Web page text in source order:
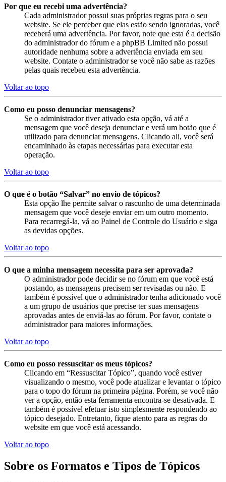
Por que eu recebi uma advertência?
Cada administrador possui suas próprias regras para o seu
website. Se ele perceber que elas estão sendo ignoradas, você
receberá uma advertência. Por favor, note que esta é a decisão
do administrador do fórum e a phpBB Limited não possui
autoridade nenhuma sobre a advertência enviada em seu
website. Contate o administrador se você não sabe as razões
pelas quais recebeu esta advertência.
Voltar ao topo
Como eu posso denunciar mensagens?
Se o administrador tiver ativado esta opção, vá até a
mensagem que você deseja denunciar e verá um botão que é
utilizado para denunciar mensagens. Clicando ali, você será
encaminhado às etapas necessárias para executar esta
operação.
Voltar ao topo
O que é o botão “Salvar” no envio de tópicos?
Esta opção lhe permite salvar o rascunho de uma determinada
mensagem que você deseje enviar em um outro momento.
Para recarregá-la, vá ao Painel de Controle do Usuário e siga
as devidas opções.
Voltar ao topo
O que a minha mensagem necessita para ser aprovada?
O administrador pode decidir se no fórum em que você está
postando, as mensagens precisem ser revisadas ou não. E
também é possível que o administrador tenha adicionado você
a um grupo de usuários que precise ter suas mensagens
aprovadas antes de enviá-las ao fórum. Por favor, contate o
administrador para maiores informações.
Voltar ao topo
Como eu posso ressuscitar os meus tópicos?
Clicando em “Ressuscitar Tópico”, quando você estiver
visualizando o mesmo, você pode atualizar e levantar o tópico
para o topo do fórum na primeira página. Porém, se você não
ver a opção, então esta ferramenta encontra-se desativada. E
também é possível efetuar isto simplesmente respondendo ao
tópico desejado. Entretanto, fique atento para as regras do
website em que você está acessando.
Voltar ao topo
Sobre os Formatos e Tipos de Tópicos